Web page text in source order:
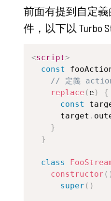
前面有提到自定義
件，以下以 Turbo
<script>
const
// 定義
replace ( e )
{
const
      target
.
}
}
class
constructor (
super ( )